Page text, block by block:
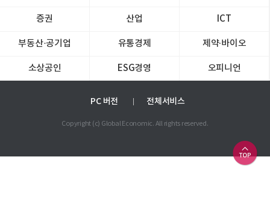
증권 산업 ICT
부동산·공기업 유통경제 제약∙바이오
소상공인 ESG경영 오피니언
PC 버전 전체서비스
Copyright (c) Global Economic. All rights reserved.